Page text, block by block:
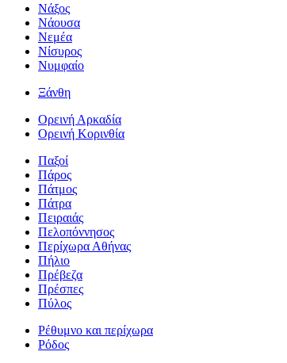
Νάξος
Νάουσα
Νεμέα
Νίσυρος
Νυμφαίο
Ξάνθη
Ορεινή Αρκαδία
Ορεινή Κορινθία
Παξοί
Πάρος
Πάτμος
Πάτρα
Πειραιάς
Πελοπόννησος
Περίχωρα Αθήνας
Πήλιο
Πρέβεζα
Πρέσπες
Πύλος
Ρέθυμνο και περίχωρα
Ρόδος